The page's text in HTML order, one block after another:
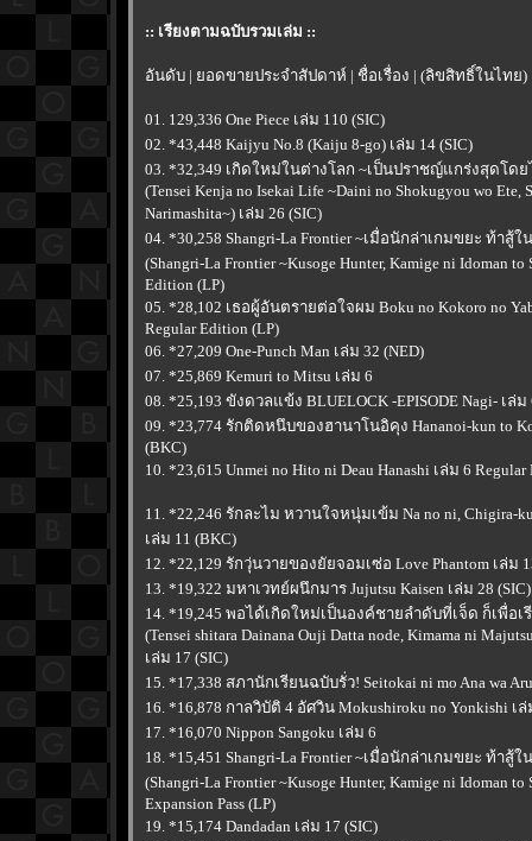
:: เรียงตามฉบับรวมเล่ม ::
อันดับ | ยอดขายประจำสัปดาห์ | ชื่อเรื่อง | (ลิขสิทธิ์ในไทย)
01. 129,336 One Piece เล่ม 110 (SIC)
02. *43,448 Kaijyu No.8 (Kaiju 8-go) เล่ม 14 (SIC)
03. *32,349 เกิดใหม่ในต่างโลก ~เป็นปราชญ์แกร่งสุดโดย
(Tensei Kenja no Isekai Life ~Daini no Shokugyou wo Ete,
Narimashita~) เล่ม 26 (SIC)
04. *30,258 Shangri-La Frontier ~เมื่อนักล่าเกมขยะ ท้าสู้ใ
(Shangri-La Frontier ~Kusoge Hunter, Kamige ni Idoman to
Edition (LP)
05. *28,102 เธอผู้อันตรายต่อใจผม Boku no Kokoro no
Regular Edition (LP)
06. *27,209 One-Punch Man เล่ม 32 (NED)
07. *25,869 Kemuri to Mitsu เล่ม 6
08. *25,193 ขังดวลแข้ง BLUELOCK -EPISODE Nagi- เล่ม
09. *23,774 รักติดหนึบของฮานาโนอิคุง Hananoi-kun to
(BKC)
10. *23,615 Unmei no Hito ni Deau Hanashi เล่ม 6
11. *22,246 รักละไม หวานใจหนุ่มเข้ม Na no ni, Chigira-
เล่ม 11 (BKC)
12. *22,129 รักวุ่นวายของยัยจอมเซ่อ Love Phantom เล่ม
13. *19,322 มหาเวทย์ผนึกมาร Jujutsu Kaisen เล่ม 28 (SIC)
14. *19,245 พอได้เกิดใหม่เป็นองค์ชายลำดับที่เจ็ด ก็เพื่อเ
(Tensei shitara Dainana Ouji Datta node, Kimama ni
เล่ม 17 (SIC)
15. *17,338 สภานักเรียนฉบับรั่ว! Seitokai ni mo Ana wa
16. *16,878 กาลวิบัติ 4 อัศวิน Mokushiroku no Yonkishi เ
17. *16,070 Nippon Sangoku เล่ม 6
18. *15,451 Shangri-La Frontier ~เมื่อนักล่าเกมขยะ ท้าสู้ใ
(Shangri-La Frontier ~Kusoge Hunter, Kamige ni Idoman to
Expansion Pass (LP)
19. *15,174 Dandadan เล่ม 17 (SIC)